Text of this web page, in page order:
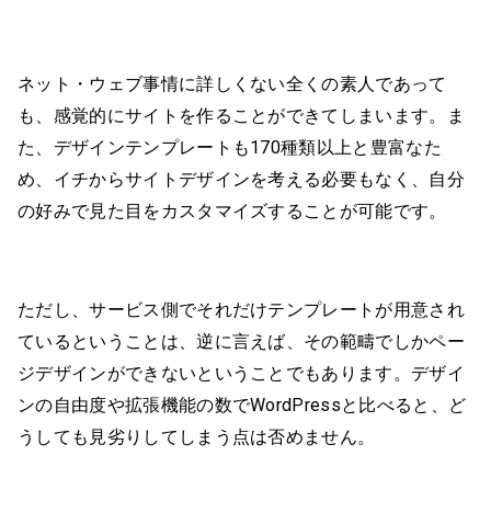
ネット・ウェブ事情に詳しくない全くの素人であって
も、感覚的にサイトを作ることができてしまいます。ま
た、デザインテンプレートも170種類以上と豊富なた
め、イチからサイトデザインを考える必要もなく、自分
の好みで見た目をカスタマイズすることが可能です。
ただし、サービス側でそれだけテンプレートが用意され
ているということは、逆に言えば、その範疇でしかペー
ジデザインができないということでもあります。デザイ
ンの自由度や拡張機能の数でWordPressと比べると、ど
うしても見劣りしてしまう点は否めません。